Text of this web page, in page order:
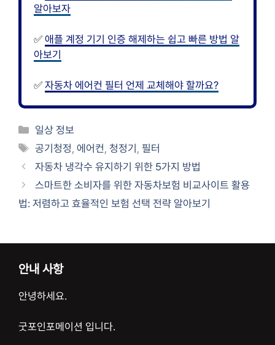
알아보자
✅ 애플 계정 기기 인증 해제하는 쉽고 빠른 방법 알
아보기
✅ 자동차 에어컨 필터 언제 교체해야 할까요?
카
테
리
일상 정보
태
그
공기청정 ,에어컨 ,청정기 필터
자동차 냉각수 유지하기 위한 5가지 방법
스마트한 소비자를 위한 자동차보험 비교사이트 활용
법: 저렴하고 효율적인 보험 선택 전략 알아보기
안내 사항
안녕하세요.
굿포인포메이션 입니다.